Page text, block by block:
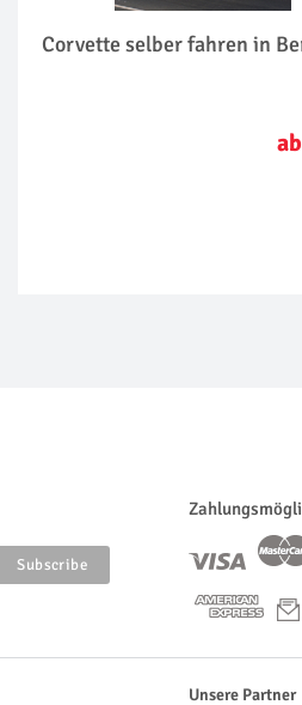
Corvette selber fahren in
Unsere Partner